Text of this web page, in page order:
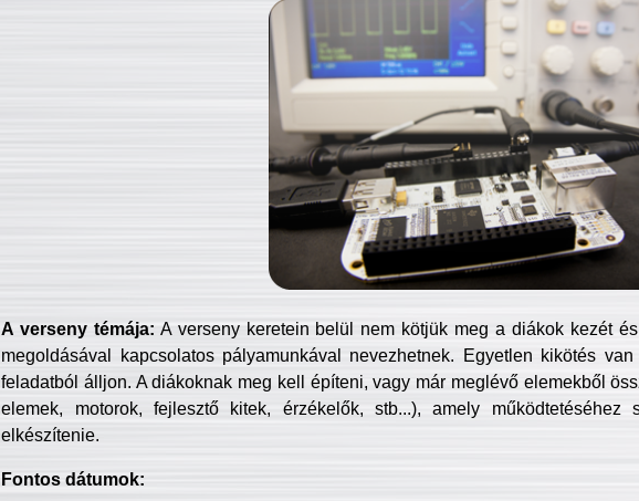
A verseny témája: A verseny keretein belül nem kötjük meg a diákok kezét
megoldásával kapcsolatos pályamunkával nevezhetnek. Egyetlen kikötés
feladatból álljon. A diákoknak meg kell építeni, vagy már meglévő elemekből
elemek, motorok, fejlesztő kitek, érzékelők, stb...), amely működtetéséhez
elkészítenie.
Fontos dátumok: